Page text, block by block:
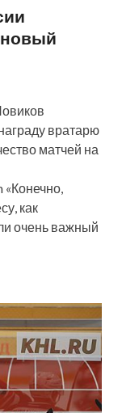
вратарю
матчей на
как
очень важный